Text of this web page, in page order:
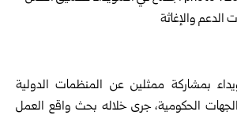
بمشاركة ممثلين عن المنظمات الدولية
الحكومية، جرى خلاله بحث واقع العمل